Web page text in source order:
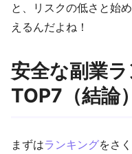
と、リスクの低さと始
えるんだよね！
安全な副業
TOP7（結論）
まずはランキングをさ